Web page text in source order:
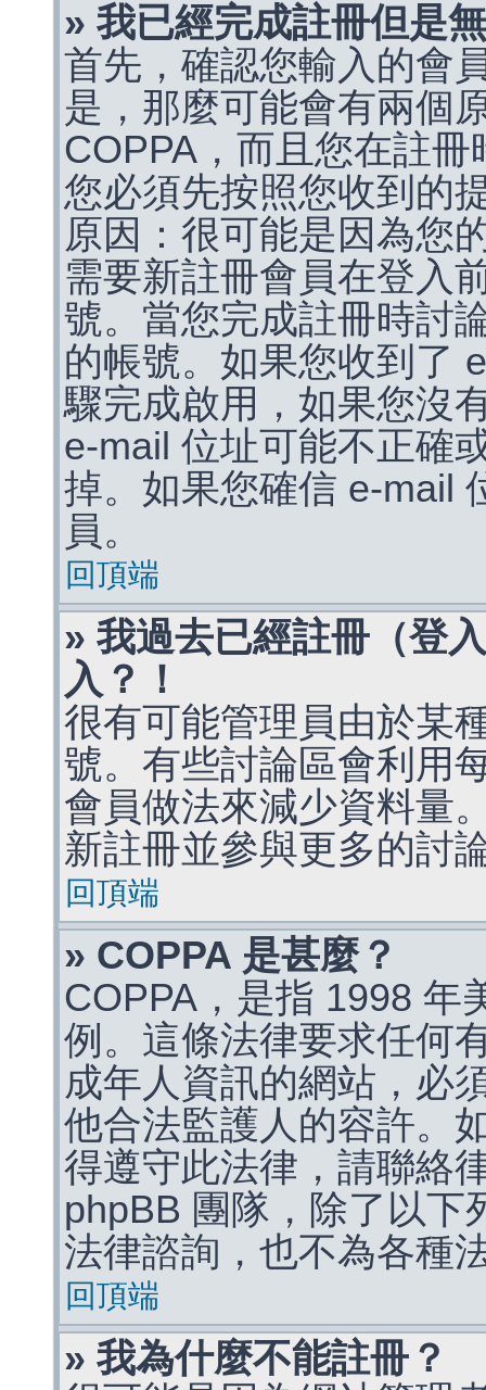
» 我已經完成註冊但是
首先，確認您輸入的會
是，那麼可能會有兩個
COPPA，而且您在註
您必須先按照您收到的
原因：很可能是因為您
需要新註冊會員在登入
號。當您完成註冊時討
的帳號。如果您收到了
驟完成啟用，如果您沒
e-mail 位址可能不正確
掉。如果您確信 e-mail
員。
回頂端
» 我過去已經註冊（登
入？！
很有可能管理員由於某
號。有些討論區會利用
會員做法來減少資料量
新註冊並參與更多的討
回頂端
» COPPA 是甚麼？
COPPA，是指 1998 年
例。這條法律要求任何
成年人資訊的網站，必
他合法監護人的容許。
得遵守此法律，請聯絡
phpBB 團隊，除了以下
法律諮詢，也不為各種
回頂端
» 我為什麼不能註冊？